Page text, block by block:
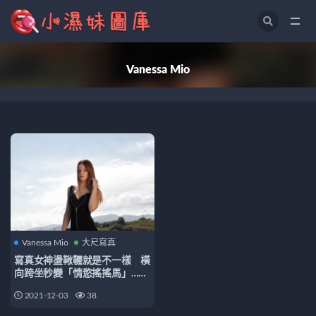
Vanessa Mio
Vanessa Mio 大尺寫真
寫真女神盪鞦韆就是不一樣 橫
向跨坐秒變「情慾搖搖馬」…畫
2021-12-03 38